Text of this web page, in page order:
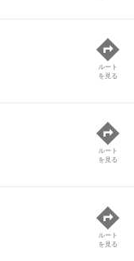
ルート
を見る
ルート
を見る
ルート
を見る